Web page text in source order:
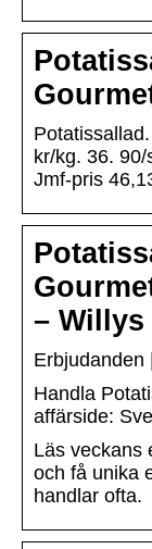
kr/kg. 36.
Jmf-pris
– Willys
Erbjudanden
Handla
affärside:
Läs veckans
och få unika
handlar ofta.